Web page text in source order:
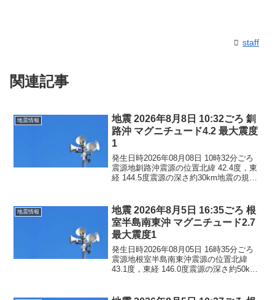
staff
関連記事
地震情報
地震 2026年8月8日 10:32ごろ 釧
路沖 マグニチュード4.2 最大震度
1
発生日時2026年08月08日 10時32分ごろ
震源地釧路沖震源の位置北緯 42.4度，東
経 144.5度震源の深さ約30km地震の規模
震度1北海道釧路市釧路町厚...
地震情報
地震 2026年8月5日 16:35ごろ 根
室半島南東沖 マグニチュード2.7
最大震度1
発生日時2026年08月05日 16時35分ごろ
震源地根室半島南東沖震源の位置北緯
43.1度，東経 146.0度震源の深さ約50km